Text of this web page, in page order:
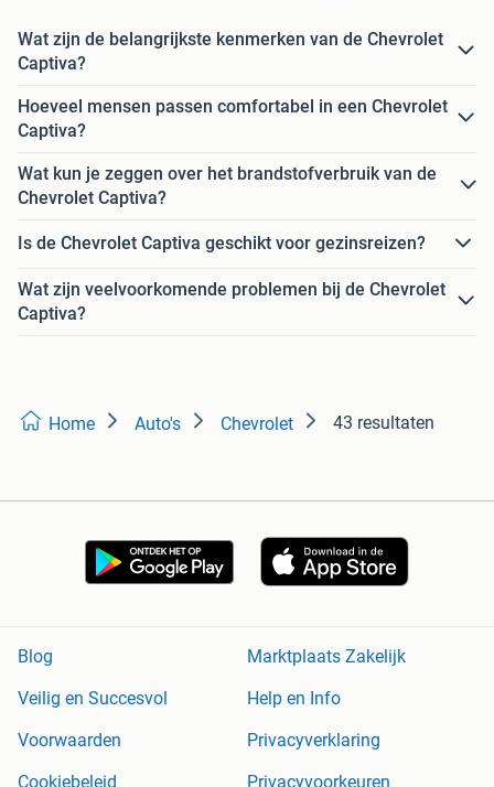
Wat zijn de belangrijkste kenmerken van de Chevrolet
Captiva?
Hoeveel mensen passen comfortabel in een Chevrolet
Captiva?
Wat kun je zeggen over het brandstofverbruik van de
Chevrolet Captiva?
Is de Chevrolet Captiva geschikt voor gezinsreizen?
Wat zijn veelvoorkomende problemen bij de Chevrolet
Captiva?
Home Auto's Chevrolet 43 resultaten
Blog
Marktplaats Zakelijk
Veilig en Succesvol
Help en Info
Voorwaarden
Privacyverklaring
Cookiebeleid
Privacyvoorkeuren